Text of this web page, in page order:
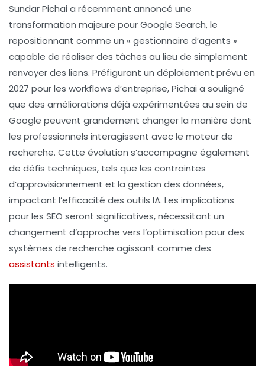
Sundar Pichai a récemment annoncé une
transformation majeure pourGoogle Search, le
repositionnant comme un « gestionnaire d’agents »
capable de réaliser des tâches au lieu de simplement
renvoyer des liens. Préfigurant un déploiement prévu en
2027 pour les workflows d’entreprise, Pichai a souligné
que des améliorations déjà expérimentées au sein de
Google peuvent grandement changer la manière dont
les professionnels interagissent avec le moteur de
recherche. Cette évolution s’accompagne également
de défis techniques, tels que les contraintes
d’approvisionnement et la gestion des données,
impactant l’efficacité des outils IA. Les implications
pour les SEO seront significatives, nécessitant un
changement d’approche vers l’optimisation pour des
systèmes de recherche agissant comme des
assistants intelligents.